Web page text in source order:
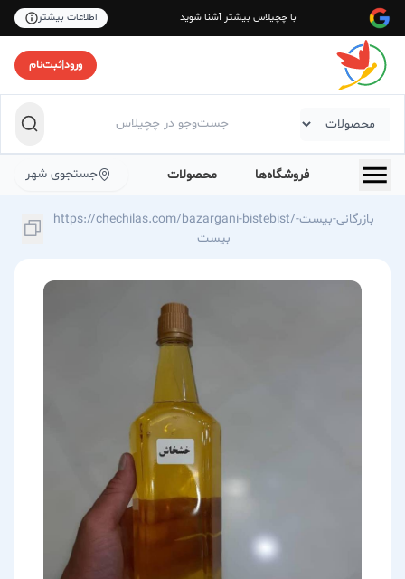
با چچیلاس بیشتر آشنا شوید اطلاعات بیشتر
ورود|ثبت‌نام
فروشگاه‌ها محصولات جستجوی شهر
https://chechilas.com/bazargani-bistebist/بازرگانی-بیست-
بیست